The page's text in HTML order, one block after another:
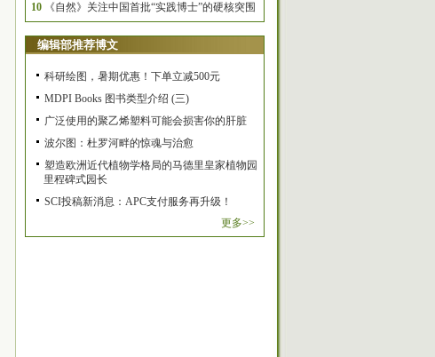
10
《自然》关注中国首批“实践博士”的硬核突围
编辑部推荐博文
科研绘图，暑期优惠！下单立减500元
MDPI Books 图书类型介绍 (三)
广泛使用的聚乙烯塑料可能会损害你的肝脏
波尔图：杜罗河畔的惊魂与治愈
塑造欧洲近代植物学格局的马德里皇家植物园
里程碑式园长
SCI投稿新消息：APC支付服务再升级！
更多>>